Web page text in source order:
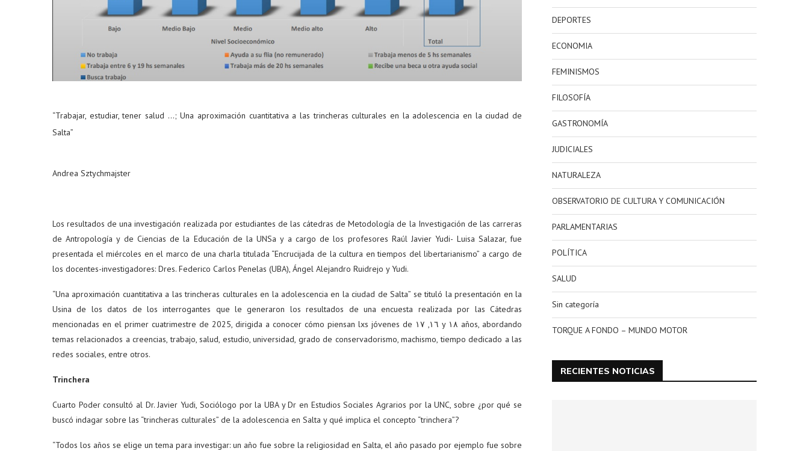
“Trabajar, estudiar, tener salud …; Una aproximación cuantitativa a las trincheras culturales en la adolescencia en la ciudad de
Salta”
Andrea Sztychmajster
Los resultados de una investigación realizada por estudiantes de las cátedras de Metodología de la Investigación de las carreras
de Antropología y de Ciencias de la Educación de la UNSa y a cargo de los profesores Raúl Javier Yudi- Luisa Salazar, fue
presentada el miércoles en el marco de una charla titulada “Encrucijada de la cultura en tiempos del libertarianismo” a cargo de
los docentes-investigadores: Dres. Federico Carlos Penelas (UBA), Ángel Alejandro Ruidrejo y Yudi.
“Una aproximación cuantitativa a las trincheras culturales en la adolescencia en la ciudad de Salta” se tituló la presentación en la
Usina de los datos de los interrogantes que le generaron los resultados de una encuesta realizada por las Cátedras
mencionadas en el primer cuatrimestre de 2025, dirigida a conocer cómo piensan lxs jóvenes de ١٦, ١٧ y ١٨ años, abordando
temas relacionados a creencias, trabajo, salud, estudio, universidad, grado de conservadorismo, machismo, tiempo dedicado a las
redes sociales, entre otros.
Trinchera
Cuarto Poder consultó al Dr. Javier Yudi, Sociólogo por la UBA y Dr en Estudios Sociales Agrarios por la UNC, sobre ¿por qué se
buscó indagar sobre las “trincheras culturales” de la adolescencia en Salta y qué implica el concepto “trinchera”?
“Todos los años se elige un tema para investigar: un año fue sobre la religiosidad en Salta, el año pasado por ejemplo fue sobre
DEPORTES
ECONOMIA
FEMINISMOS
FILOSOFÍA
GASTRONOMÍA
JUDICIALES
NATURALEZA
OBSERVATORIO DE CULTURA Y COMUNICACIÓN
PARLAMENTARIAS
POLÍTICA
SALUD
Sin categoría
TORQUE A FONDO – MUNDO MOTOR
RECIENTES NOTICIAS